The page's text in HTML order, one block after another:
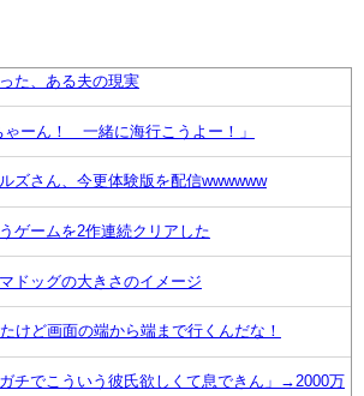
た、ある夫の現実
ゃーん！ 一緒に海行こうよー！」
ズさん、今更体験版を配信wwwwww
ゲームを2作連続クリアした
ドッグの大きさのイメージ
けど画面の端から端まで行くんだな！
チでこういう彼氏欲しくて息できん」→2000万